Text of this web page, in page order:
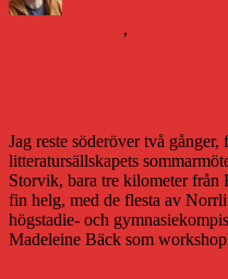
,
Jag reste söderöver två
litteratursällskapets
Storvik, bara tre kilometer från
fin helg, med de flesta av
högstadie- och
Madeleine Bäck som